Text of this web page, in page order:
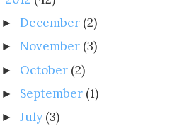
► December (2)
► November (3)
► October (2)
► September (1)
►July (3)